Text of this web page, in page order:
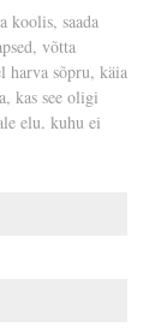
koolis, saada
võtta
harva sõpru, käia
kas see oligi
elu, kuhu ei
Ma
ja
Himaalaja
ringide